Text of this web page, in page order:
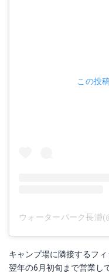
この投
キャンプ場に隣接するフ
翌年の6月初旬まで営業し